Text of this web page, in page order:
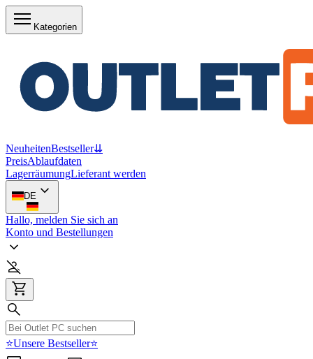
Kategorien
NeuheitenBestseller⇊
PreisAblaufdaten
LagerräumungLieferant werden
DE
Hallo, melden Sie sich an
Konto und Bestellungen
⭐Unsere Bestseller⭐